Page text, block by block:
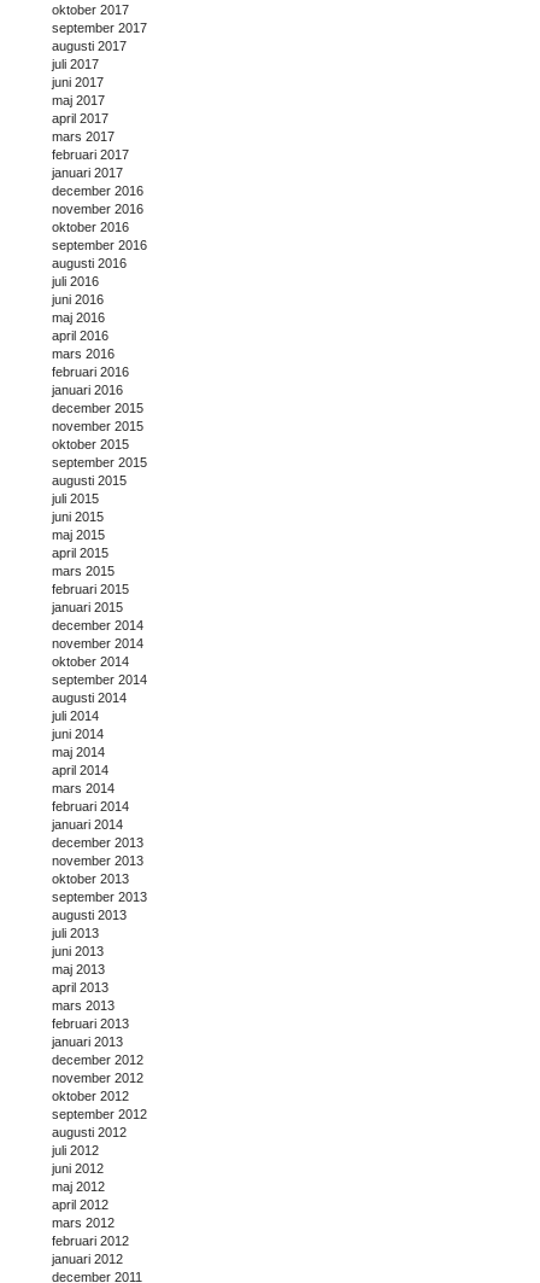
oktober 2017
september 2017
augusti 2017
juli 2017
juni 2017
maj 2017
april 2017
mars 2017
februari 2017
januari 2017
december 2016
november 2016
oktober 2016
september 2016
augusti 2016
juli 2016
juni 2016
maj 2016
april 2016
mars 2016
februari 2016
januari 2016
december 2015
november 2015
oktober 2015
september 2015
augusti 2015
juli 2015
juni 2015
maj 2015
april 2015
mars 2015
februari 2015
januari 2015
december 2014
november 2014
oktober 2014
september 2014
augusti 2014
juli 2014
juni 2014
maj 2014
april 2014
mars 2014
februari 2014
januari 2014
december 2013
november 2013
oktober 2013
september 2013
augusti 2013
juli 2013
juni 2013
maj 2013
april 2013
mars 2013
februari 2013
januari 2013
december 2012
november 2012
oktober 2012
september 2012
augusti 2012
juli 2012
juni 2012
maj 2012
april 2012
mars 2012
februari 2012
januari 2012
december 2011